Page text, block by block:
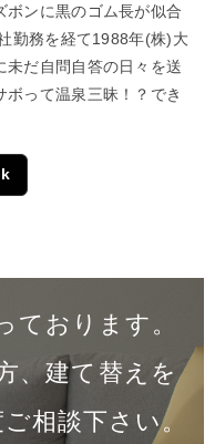
ボンに黒のゴム長が似合
勤務を経て1988年(株)大
未だ自問自答の日々を送
って温泉三昧！？でき
ております。
、建て替えを
ご相談下さい。